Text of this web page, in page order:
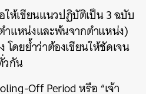
ห้เขียนแนวปฏิบัติเป็น 3 ฉบับ
ำแหน่งและพ้นจากตำแหน่ง)
โดยย้ำว่าต้องเขียนให้ชัดเจน
วกัน
Off Period หรือ “เจ้า